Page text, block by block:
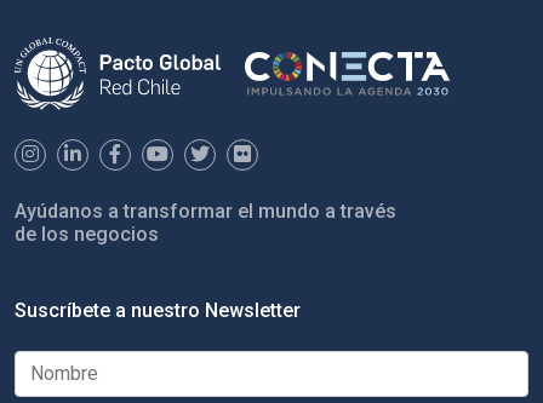
Ayúdanos a transformar el mundo a través
de los negocios
Suscríbete a nuestro Newsletter